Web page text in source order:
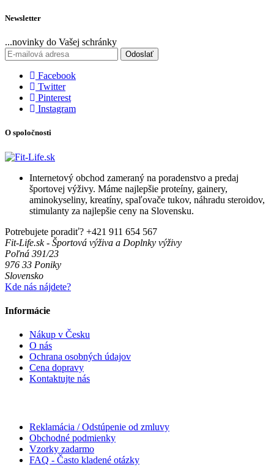
Newsletter
...novinky do Vašej schránky
Odoslať
Facebook
Twitter
Pinterest
Instagram
O spoločnosti
Internetový obchod zameraný na poradenstvo a predaj
športovej výživy. Máme najlepšie proteíny, gainery,
aminokyseliny, kreatíny, spaľovače tukov, náhradu steroidov,
stimulanty za najlepšie ceny na Slovensku.
Potrebujete poradiť? +421 911 654 567
Fit-Life.sk - Športová výživa a Doplnky výživy
Poľná 391/23
976 33 Poniky
Slovensko
Kde nás nájdete?
Informácie
Nákup v Česku
O nás
Ochrana osobných údajov
Cena dopravy
Kontaktujte nás
Reklamácia / Odstúpenie od zmluvy
Obchodné podmienky
Vzorky zadarmo
FAQ - Často kladené otázky